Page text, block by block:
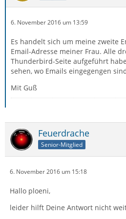
6. November 2016 um 13:59
Es handelt sich um meine zweite
Email-Adresse meiner Frau. Alle
Thunderbird-Seite aufgeführt
sehen, wo Emails eingegengen
Mit Guß
Feuerdrache
Senior-Mitglied
6. November 2016 um 15:18
Hallo ploeni,
leider hilft Deine Antwort nicht